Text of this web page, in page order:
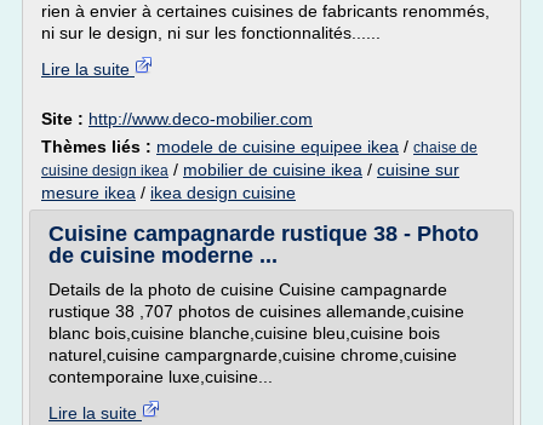
rien à envier à certaines cuisines de fabricants renommés,
ni sur le design, ni sur les fonctionnalités......
Lire la suite
Site : http://www.deco-mobilier.com
Thèmes liés : modele de cuisine equipee ikea / chaise de
cuisine design ikea / mobilier de cuisine ikea / cuisine sur
mesure ikea / ikea design cuisine
Cuisine campagnarde rustique 38 - Photo
de cuisine moderne ...
Details de la photo de cuisine Cuisine campagnarde
rustique 38 ,707 photos de cuisines allemande,cuisine
blanc bois,cuisine blanche,cuisine bleu,cuisine bois
naturel,cuisine campargnarde,cuisine chrome,cuisine
contemporaine luxe,cuisine...
Lire la suite